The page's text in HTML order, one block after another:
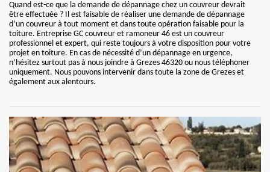
Quand est-ce que la demande de dépannage chez un couvreur devrait
être effectuée ? Il est faisable de réaliser une demande de dépannage
d’un couvreur à tout moment et dans toute opération faisable pour la
toiture. Entreprise GC couvreur et ramoneur 46 est un couvreur
professionnel et expert, qui reste toujours à votre disposition pour votre
projet en toiture. En cas de nécessité d’un dépannage en urgence,
n’hésitez surtout pas à nous joindre à Grezes 46320 ou nous téléphoner
uniquement. Nous pouvons intervenir dans toute la zone de Grezes et
également aux alentours.